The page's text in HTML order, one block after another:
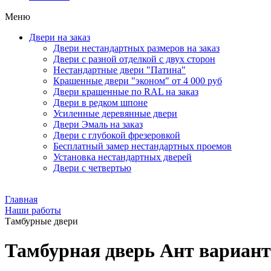
Меню
Двери на заказ
Двери нестандартных размеров на заказ
Двери с разной отделкой с двух сторон
Нестандартные двери "Патина"
Крашенные двери "эконом" от 4 000 руб
Двери крашенные по RAL на заказ
Двери в редком шпоне
Усиленные деревянные двери
Двери Эмаль на заказ
Двери с глубокой фрезеровкой
Бесплатный замер нестандартных проемов
Установка нестандартных дверей
Двери с четвертью
Главная
Наши работы
Тамбурные двери
Тамбурная дверь Ант